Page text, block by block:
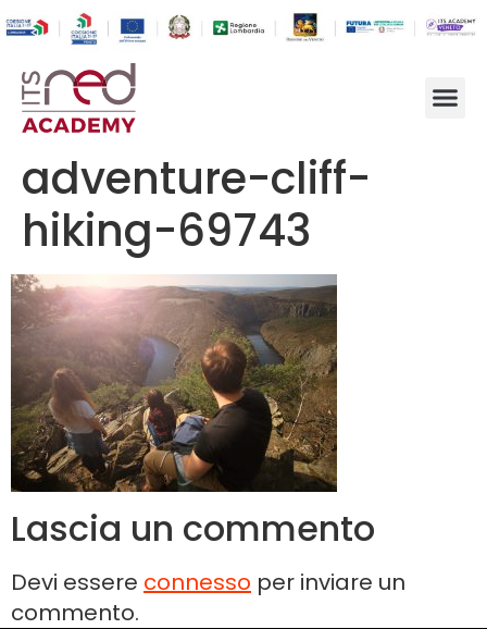
adventure-cliff-
hiking-69743
Lascia un commento
Devi essere connesso per inviare un
commento.